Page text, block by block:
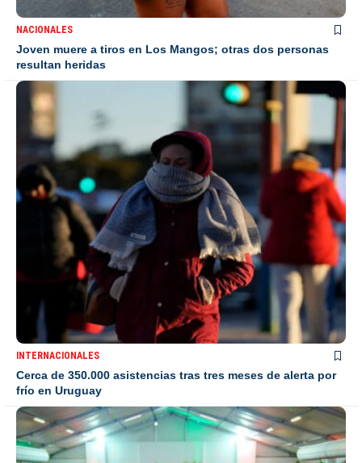
NACIONALES
Joven muere a tiros en Los Mangos; otras dos personas
resultan heridas
INTERNACIONALES
Cerca de 350.000 asistencias tras tres meses de alerta por
frío en Uruguay